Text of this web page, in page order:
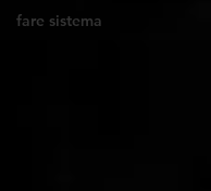
fare sistema